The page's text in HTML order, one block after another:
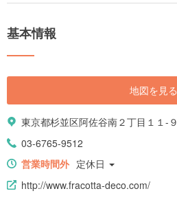
基本情報
地図を見る
東京都杉並区阿佐谷南２丁目１１-９
03-6765-9512
営業時間外 定休日
http://www.fracotta-deco.com/